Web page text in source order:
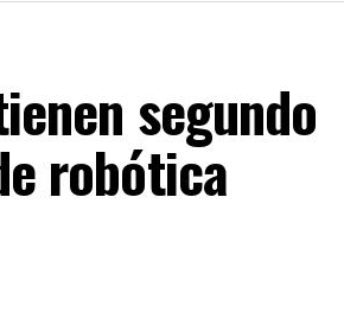
segundo
robótica